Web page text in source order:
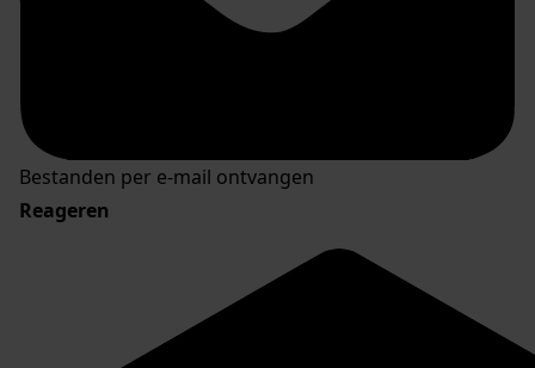
Bestanden per e-mail ontvangen
Reageren